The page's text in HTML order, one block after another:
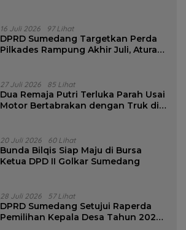
16 Juli 2026 97 Lihat
DPRD Sumedang Targetkan Perda
Pilkades Rampung Akhir Juli, Aturan
27 Juli 2026 85 Lihat
Dua Remaja Putri Terluka Parah Usai
Motor Bertabrakan dengan Truk di
20 Juli 2026 60 Lihat
Bunda Bilqis Siap Maju di Bursa
Ketua DPD II Golkar Sumedang
28 Juli 2026 57 Lihat
DPRD Sumedang Setujui Raperda
Pemilihan Kepala Desa Tahun 2026